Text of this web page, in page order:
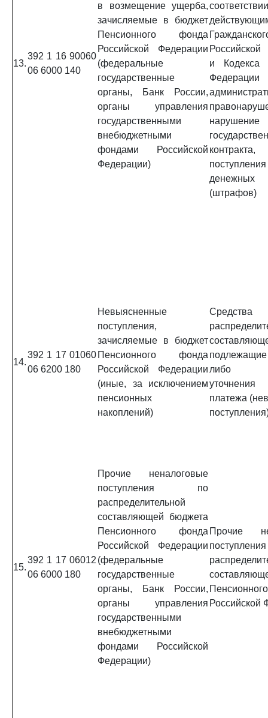
13.
392 1 16 90060
06 6000 140
в возмещение ущерба,
зачисляемые в бюджет
Пенсионного фонда
Российской Федерации
(федеральные
государственные
органы, Банк России,
органы управления
государственными
внебюджетными
фондами Российской
Федерации)
и Кодекса
денежных
(штрафов)
14.
392 1 17 01060
06 6200 180
Невыясненные
поступления,
зачисляемые в бюджет
Пенсионного фонда
Российской Федерации
(иные, за исключением
пенсионных
накоплений)
либо
уточнения
платежа
15.
392 1 17 06012
06 6000 180
Прочие неналоговые
поступления по
распределительной
составляющей бюджета
Пенсионного фонда
Российской Федерации
(федеральные
государственные
органы, Банк России,
органы управления
государственными
внебюджетными
фондами Российской
Федерации)
Прочие
Российской